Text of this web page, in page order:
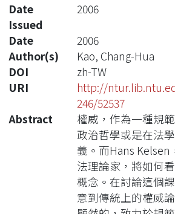
Date
Issued
2006
Date
2006
Author(s)
Kao, Chang-Hua
DOI
zh-TW
URI
http://
246/52537
Abstract
權威，作為一種規
政治哲學或是在法
義。而Hans
法理論家，將如何
概念。在討論這個
意到傳統上的權威